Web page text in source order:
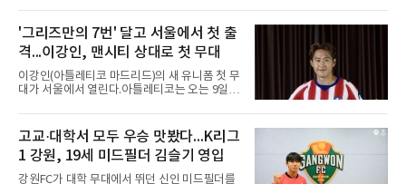
무대 경험을 주려 했다.면면도 다양하다. 측면 공
격수 정현웅은 돌파력이
이어간다.스페인 프로축구 프리메라리가 '거함'
레알 마드리드는 7일(한국시간) 비니시우스와
2032년 6월 30일까지 유효한 6년 연장 계약에
합의했다고 공식 발표했다. 비니시우스는 재계
약 확정 후 사회관계망서비스(SNS)에 베르나베
우에서의 8년은 너무 짧다며, 앞으로 6년, 그리
고 영원히 함께하겠다고 애정을 드러냈다.성사
관심을 받았는데, 18개월간 이어진 재계약 협상
이 한때 교착됐기 때문이다. 그러
'그리즈만의 7번' 달고 서울에서 첫 출
격...이강인, 맨시티 상대로 첫 무대
이강인(아틀레티코 마드리드)의 새 유니폼 첫 무
대가 서울에서 열린다.아틀레티코는 오는 9일
와 2026 쿠팡플레이 시리즈 친선 경기를 치른다.
구단 소집 명단에 이강인이 포함되면서 변수가
없는 한 그의 첫 출격은 서울이 된다.등번호부터
무게가 실렸다. 이강인은 첫 경기부터 7번을 단
다. 2010년대 팀의 전성기를 이끈 앙투안 그리즈
고교·대학서 모두 우승 맛봤다...K리그
1 강원, 19세 미드필더 김슬기 영입
강원FC가 대학 무대에서 뛰던 신인 미드필더를